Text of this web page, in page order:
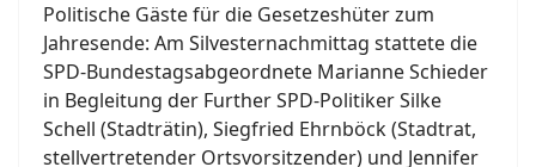
Politische Gäste für die Gesetzeshüter zum
Jahresende: Am Silvesternachmittag stattete die
SPD-Bundestagsabgeordnete Marianne Schieder
in Begleitung der Further SPD-Politiker Silke
Schell (Stadträtin), Siegfried Ehrnböck (Stadtrat,
stellvertretender Ortsvorsitzender) und Jennifer